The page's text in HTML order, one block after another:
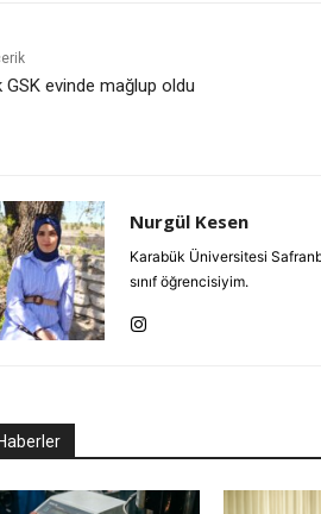
GSK evinde mağlup oldu
Nurgül Kesen
Karabük Üniversitesi
sınıf öğrencisiyim.